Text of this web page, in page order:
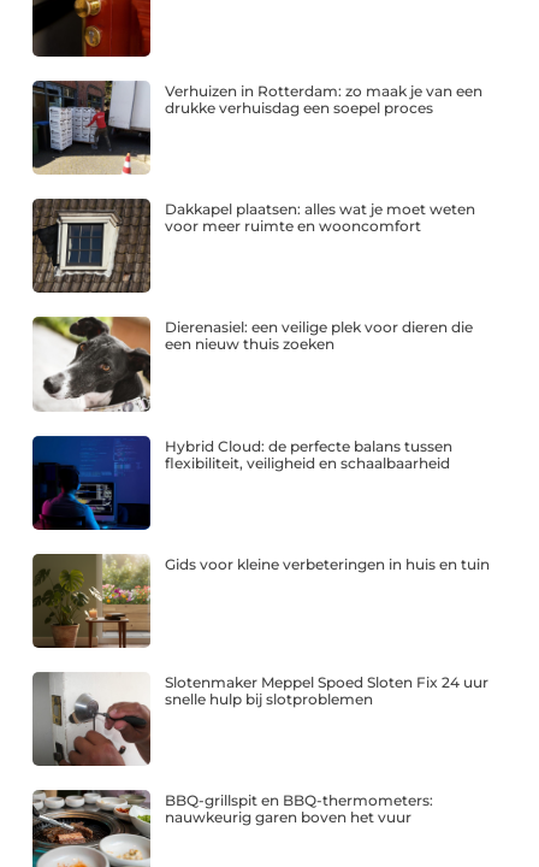
Verhuizen in Rotterdam: zo maak je van een
drukke verhuisdag een soepel proces
Dakkapel plaatsen: alles wat je moet weten
voor meer ruimte en wooncomfort
Dierenasiel: een veilige plek voor dieren die
een nieuw thuis zoeken
Hybrid Cloud: de perfecte balans tussen
flexibiliteit, veiligheid en schaalbaarheid
Gids voor kleine verbeteringen in huis en tuin
Slotenmaker Meppel Spoed Sloten Fix 24 uur
snelle hulp bij slotproblemen
BBQ-grillspit en BBQ-thermometers:
nauwkeurig garen boven het vuur